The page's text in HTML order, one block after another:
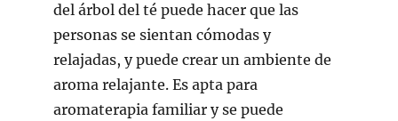
del árbol del té puede hacer que las
personas se sientan cómodas y
relajadas, y puede crear un ambiente de
aroma relajante. Es apta para
aromaterapia familiar y se puede